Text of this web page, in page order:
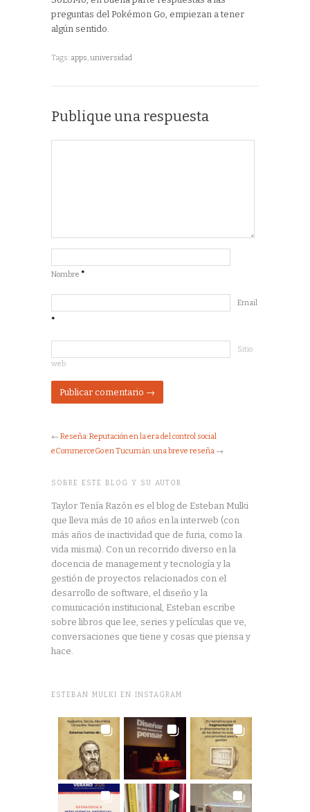
preguntas del Pokémon Go, empiezan a tener
algún sentido.
Tags: apps,universidad
Publique una respuesta
Nombre *
Email
*
Sitio
web
← Reseña: Reputación en la era del control social
eCommerceGo en Tucumán: una breve reseña →
SOBRE ESTE BLOG Y SU AUTOR
Taylor Tenía Razón es el blog de Esteban Mulki
que lleva más de 10 años en la interweb (con
más años de inactividad que de furia, como la
vida misma). Con un recorrido diverso en la
docencia de management y tecnología y la
gestión de proyectos relacionados con el
desarrollo de software, el diseño y la
comunicación institucional, Esteban escribe
sobre libros que lee, series y películas que ve,
conversaciones que tiene y cosas que piensa y
hace.
ESTEBAN MULKI EN INSTAGRAM